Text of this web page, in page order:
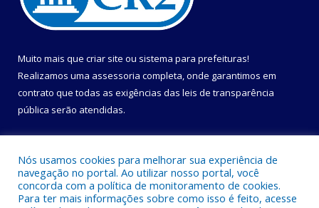
Muito mais que criar site ou sistema para prefeituras!
Realizamos uma assessoria completa, onde garantimos em
contrato que todas as exigências das leis de transparência
pública serão atendidas.
Nós usamos cookies para melhorar sua experiência de
navegação no portal. Ao utilizar nosso portal, você
concorda com a política de monitoramento de cookies.
Para ter mais informações sobre como isso é feito, acesse